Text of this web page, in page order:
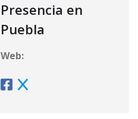
Presencia en
Puebla
Web: